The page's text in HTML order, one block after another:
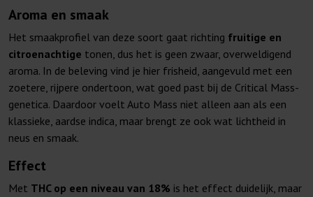
Aroma en smaak
Het smaakprofiel van deze soort gaat richting fruitige en
citroenachtige tonen, dus het is geen zwaar, overweldigend
aroma. In de beleving vind je hier frisheid, aangevuld met een
zoetere, rijpere ondertoon, wat goed past bij de Critical Mass-
genetica. Daardoor voelt Auto Mass niet alleen aan als een
klassieke, aardse indica, maar brengt ze ook wat lichtheid in
neus en smaak.
Effect
Met THC op een niveau van 18% is het effect duidelijk, maar